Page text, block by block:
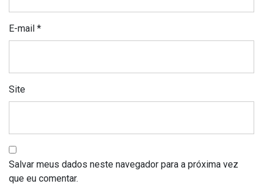
E-mail *
Site
Salvar meus dados neste navegador para a próxima vez
que eu comentar.